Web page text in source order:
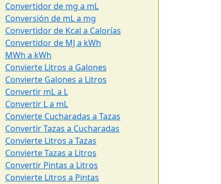
Convertidor de mg a mL
Conversión de mL a mg
Convertidor de Kcal a Calorías
Convertidor de MJ a kWh
MWh a kWh
Convierte Litros a Galones
Convierte Galones a Litros
Convertir mL a L
Convertir L a mL
Convierte Cucharadas a Tazas
Convertir Tazas a Cucharadas
Convierte Litros a Tazas
Convierte Tazas a Litros
Convertir Pintas a Litros
Convierte Litros a Pintas